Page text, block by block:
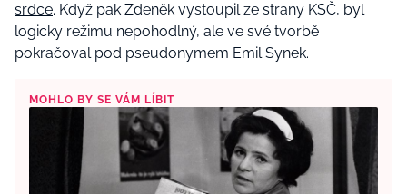
srdce. Když pak Zdeněk vystoupil ze strany KSČ, byl
logicky režimu nepohodlný, ale ve své tvorbě
pokračoval pod pseudonymem Emil Synek.
MOHLO BY SE VÁM LÍBIT